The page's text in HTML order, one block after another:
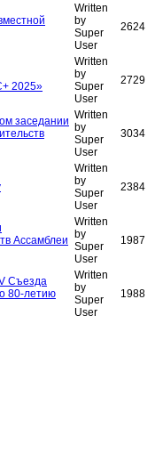
Written
by
Super
User
2624
2025»
Written
by
Super
User
2729
заседании Written
by
Super
User
3034
Written
by
Super
User
2384
Ассамблеи
Written
by
Super
User
1987
Съезда
80-летию
Written
by
Super
User
1988